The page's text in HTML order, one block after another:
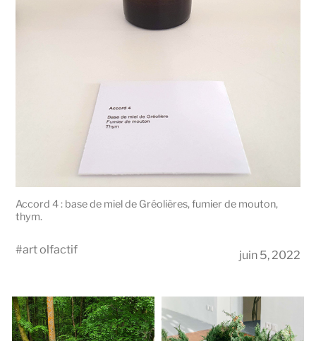
Accord 4 : base de miel de Gréolières, fumier de mouton,
thym.
#art olfactif juin 5, 2022